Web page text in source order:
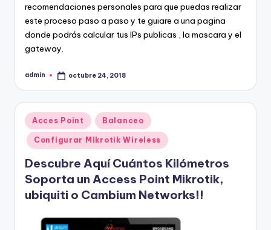
recomendaciones personales para que puedas realizar
este proceso paso a paso y te guiare a una pagina
donde podrás calcular tus IPs publicas , la mascara y el
gateway.
Publicado
admin octubre 24, 2018
Publicado
en
Acces Point Balanceo
Configurar Mikrotik Wireless
Descubre Aquí Cuántos Kilómetros
Soporta un Access Point Mikrotik,
ubiquiti o Cambium Networks!!